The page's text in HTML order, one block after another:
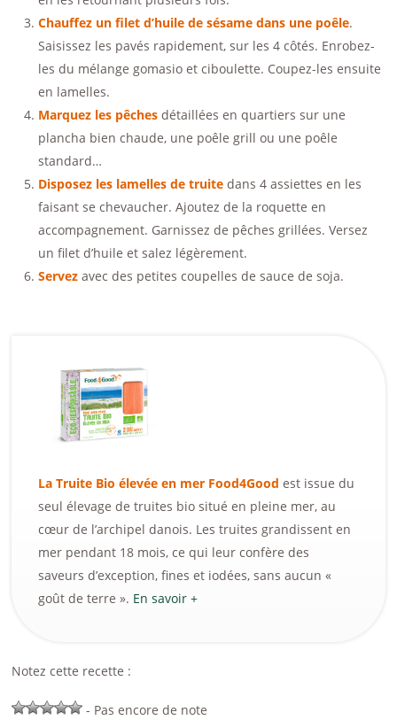
Chauffez un filet d’huile de sésame dans une poêle.
Saisissez les pavés rapidement, sur les 4 côtés. Enrobez-
les du mélange gomasio et ciboulette. Coupez-les ensuite
en lamelles.
Marquez les pêches détaillées en quartiers sur une
plancha bien chaude, une poêle grill ou une poêle
standard…
Disposez les lamelles de truite dans 4 assiettes en les
faisant se chevaucher. Ajoutez de la roquette en
accompagnement. Garnissez de pêches grillées. Versez
un filet d’huile et salez légèrement.
Servez avec des petites coupelles de sauce de soja.
La Truite Bio élevée en mer Food4Good est issue du
seul élevage de truites bio situé en pleine mer, au
cœur de l’archipel danois. Les truites grandissent en
mer pendant 18 mois, ce qui leur confère des
saveurs d’exception, fines et iodées, sans aucun «
goût de terre ». En savoir +
Notez cette recette :
- Pas encore de note